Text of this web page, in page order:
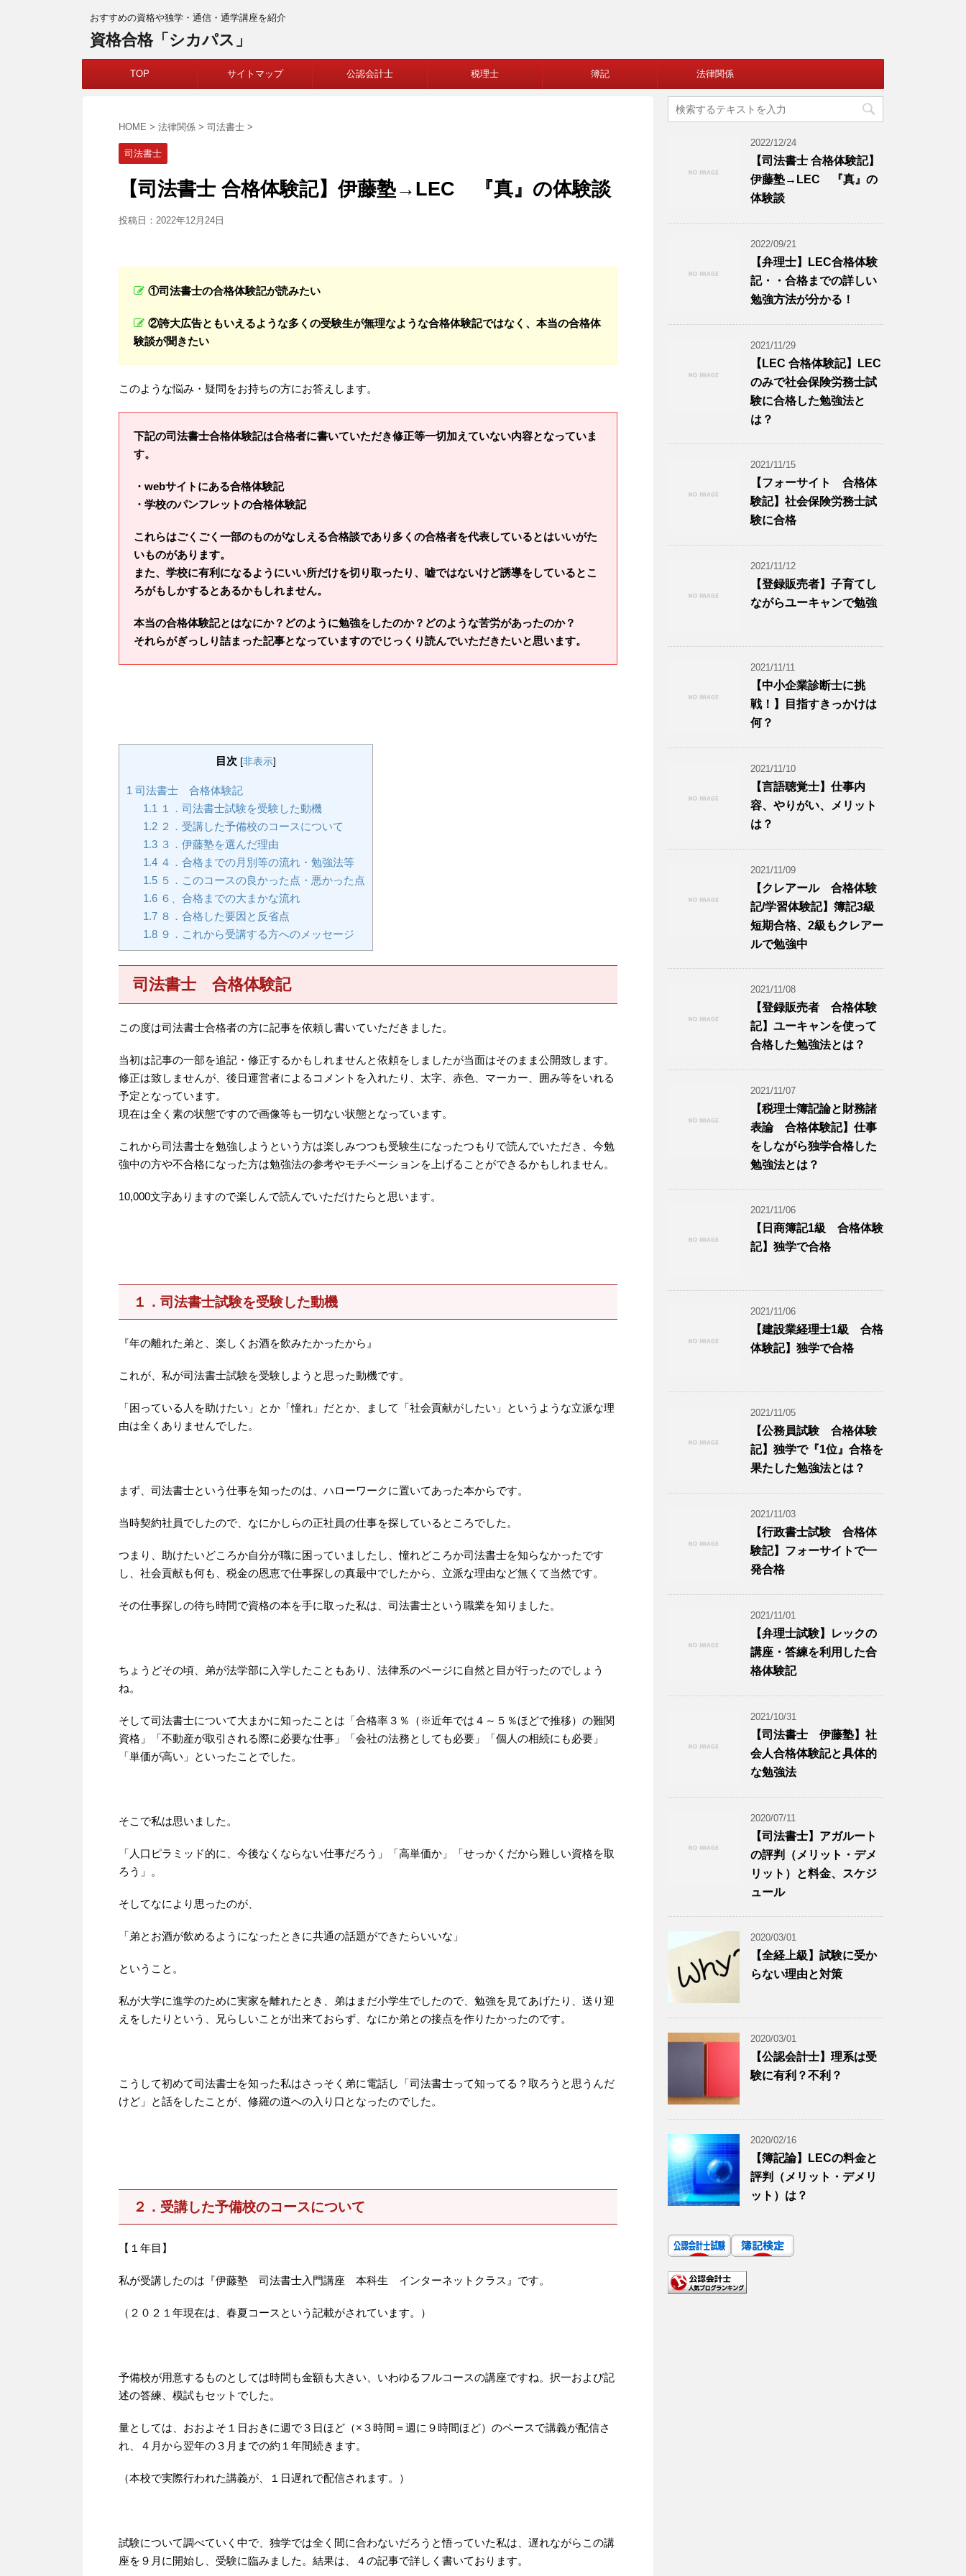
おすすめの資格や独学・通信・通学講座を紹介
資格合格「シカパス」
TOP サイトマップ 公認会計士 税理士 簿記 法律関係
HOME > 法律関係 > 司法書士 >
司法書士
【司法書士 合格体験記】伊藤塾→LEC 『真』の体験談
投稿日： 2022年12月24日
①司法書士の合格体験記が読みたい
②誇大広告ともいえるような多くの受験生が無理なような合格体験記ではなく、本当の合格体
験談が聞きたい
このような悩み・疑問をお持ちの方にお答えします。
下記の司法書士合格体験記は合格者に書いていただき修正等一切加えていない内容となっていま
す。
・webサイトにある合格体験記
・学校のパンフレットの合格体験記
これらはごくごく一部のものがなしえる合格談であり多くの合格者を代表しているとはいいがた
いものがあります。
また、学校に有利になるようにいい所だけを切り取ったり、嘘ではないけど誘導をしているとこ
ろがもしかするとあるかもしれません。
本当の合格体験記とはなにか？どのように勉強をしたのか？どのような苦労があったのか？
それらがぎっしり詰まった記事となっていますのでじっくり読んでいただきたいと思います。
目次 [非表示]
1 司法書士 合格体験記
1.1 １．司法書士試験を受験した動機
1.2２．受講した予備校のコースについて
1.3３．伊藤塾を選んだ理由
1.4４．合格までの月別等の流れ・勉強法等
1.5５．このコースの良かった点・悪かった点
1.6６、合格までの大まかな流れ
1.7８．合格した要因と反省点
1.8９．これから受講する方へのメッセージ
司法書士 合格体験記
この度は司法書士合格者の方に記事を依頼し書いていただきました。
当初は記事の一部を追記・修正するかもしれませんと依頼をしましたが当面はそのまま公開致します。
修正は致しませんが、後日運営者によるコメントを入れたり、太字、赤色、マーカー、囲み等をいれる
予定となっています。
現在は全く素の状態ですので画像等も一切ない状態となっています。
これから司法書士を勉強しようという方は楽しみつつも受験生になったつもりで読んでいただき、今勉
強中の方や不合格になった方は勉強法の参考やモチベーションを上げることができるかもしれません。
10,000文字ありますので楽しんで読んでいただけたらと思います。
１．司法書士試験を受験した動機
『年の離れた弟と、楽しくお酒を飲みたかったから』
これが、私が司法書士試験を受験しようと思った動機です。
「困っている人を助けたい」とか「憧れ」だとか、まして「社会貢献がしたい」というような立派な理
由は全くありませんでした。
まず、司法書士という仕事を知ったのは、ハローワークに置いてあった本からです。
当時契約社員でしたので、なにかしらの正社員の仕事を探しているところでした。
つまり、助けたいどころか自分が職に困っていましたし、憧れどころか司法書士を知らなかったです
し、社会貢献も何も、税金の恩恵で仕事探しの真最中でしたから、立派な理由など無くて当然です。
その仕事探しの待ち時間で資格の本を手に取った私は、司法書士という職業を知りました。
ちょうどその頃、弟が法学部に入学したこともあり、法律系のページに自然と目が行ったのでしょう
ね。
そして司法書士について大まかに知ったことは「合格率３％（※近年では４～５％ほどで推移）の難関
資格」「不動産が取引される際に必要な仕事」「会社の法務としても必要」「個人の相続にも必要」
「単価が高い」といったことでした。
そこで私は思いました。
「人口ピラミッド的に、今後なくならない仕事だろう」「高単価か」「せっかくだから難しい資格を取
ろう」。
そしてなにより思ったのが、
「弟とお酒が飲めるようになったときに共通の話題ができたらいいな」
ということ。
私が大学に進学のために実家を離れたとき、弟はまだ小学生でしたので、勉強を見てあげたり、送り迎
えをしたりという、兄らしいことが出来ておらず、なにか弟との接点を作りたかったのです。
こうして初めて司法書士を知った私はさっそく弟に電話し「司法書士って知ってる？取ろうと思うんだ
けど」と話をしたことが、修羅の道への入り口となったのでした。
２．受講した予備校のコースについて
【１年目】
私が受講したのは『伊藤塾 司法書士入門講座 本科生 インターネットクラス』です。
（２０２１年現在は、春夏コースという記載がされています。）
予備校が用意するものとしては時間も金額も大きい、いわゆるフルコースの講座ですね。択一および記
述の答練、模試もセットでした。
量としては、おおよそ１日おきに週で３日ほど（×３時間＝週に９時間ほど）のペースで講義が配信さ
れ、４月から翌年の３月までの約１年間続きます。
（本校で実際行われた講義が、１日遅れで配信されます。）
試験について調べていく中で、独学では全く間に合わないだろうと悟っていた私は、遅れながらこの講
座を９月に開始し、受験に臨みました。結果は、４の記事で詳しく書いております。
2022/12/24
【司法書士 合格体験記】
伊藤塾→LEC 『真』の
体験談
2022/09/21
【弁理士】LEC合格体験
記・・合格までの詳しい
勉強方法が分かる！
2021/11/29
【LEC 合格体験記】LEC
のみで社会保険労務士試
験に合格した勉強法と
は？
2021/11/15
【フォーサイト 合格体
験記】社会保険労務士試
験に合格
2021/11/12
【登録販売者】子育てし
ながらユーキャンで勉強
2021/11/11
【中小企業診断士に挑
戦！】目指すきっかけは
何？
2021/11/10
【言語聴覚士】仕事内
容、やりがい、メリット
は？
2021/11/09
【クレアール 合格体験
記/学習体験記】簿記3級
短期合格、2級もクレアー
ルで勉強中
2021/11/08
【登録販売者 合格体験
記】ユーキャンを使って
合格した勉強法とは？
2021/11/07
【税理士簿記論と財務諸
表論 合格体験記】仕事
をしながら独学合格した
勉強法とは？
2021/11/06
【日商簿記1級 合格体験
記】独学で合格
2021/11/06
【建設業経理士1級 合格
体験記】独学で合格
2021/11/05
【公務員試験 合格体験
記】独学で『1位』合格を
果たした勉強法とは？
2021/11/03
【行政書士試験 合格体
験記】フォーサイトで一
発合格
2021/11/01
【弁理士試験】レックの
講座・答練を利用した合
格体験記
2021/10/31
【司法書士 伊藤塾】社
会人合格体験記と具体的
な勉強法
2020/07/11
【司法書士】アガルート
の評判（メリット・デメ
リット）と料金、スケジ
ュール
2020/03/01
【全経上級】試験に受か
らない理由と対策
2020/03/01
【公認会計士】理系は受
験に有利？不利？
2020/02/16
【簿記論】LECの料金と
評判（メリット・デメリ
ット）は？